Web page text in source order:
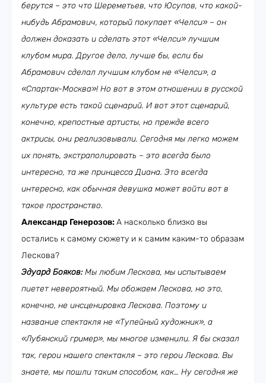
берутся – это что Шереметьев, что Юсупов, что какой-
нибудь Абрамович, который покупает «Челси» – он
должен доказать и сделать этот «Челси» лучшим
клубом мира. Другое дело, лучше бы, если бы
Абрамович сделал лучшим клубом не «Челси», а
«Спартак-Москва»! Но вот в этом отношении в русской
культуре есть такой сценарий. И вот этот сценарий,
конечно, крепостные артисты, но прежде всего
актрисы, они реализовывали. Сегодня мы легко можем
их понять, экстраполировать – это всегда было
интересно, та же принцесса Диана. Это всегда
интересно, как обычная девушка может войти вот в
такое пространство.
Александр Генерозов:А насколько близко вы
остались к самому сюжету и к самим каким-то образам
Лескова?
Эдуард Бояков:Мы любим Лескова, мы испытываем
пиетет невероятный. Мы обожаем Лескова, но это,
конечно, не инсценировка Лескова. Поэтому и
название спектакля не «Тупейный художник», а
«Лубянский гример», мы многое изменили. Я бы сказал
так, герои нашего спектакля – это герои Лескова. Вы
знаете, мы пошли таким способом, как… Ну сегодня же